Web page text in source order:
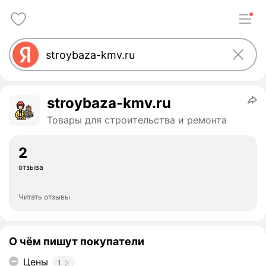
stroybaza-kmv.ru
Товары для строительства и ремонта
2
отзыва
Читать отзывы
О чём пишут покупатели
Цены 1